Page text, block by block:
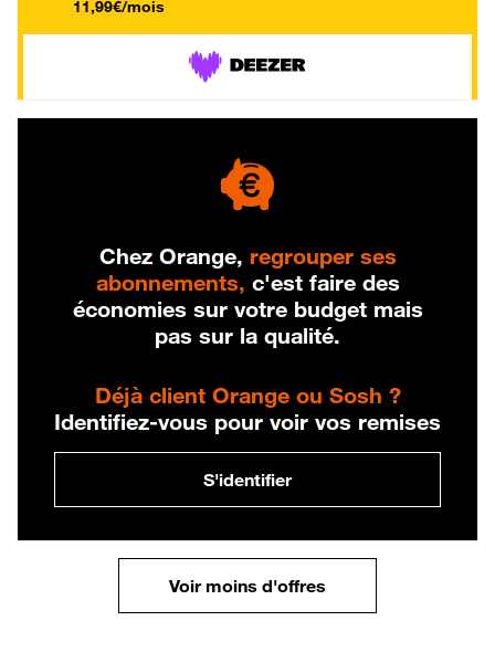
11,99€/mois
Chez Orange, regrouper ses
abonnements, c'est faire des
économies sur votre budget mais
pas sur la qualité.
Déjà client Orange ou Sosh ?
Identifiez-vous pour voir vos remises
S'identifier
Voir moins d'offres